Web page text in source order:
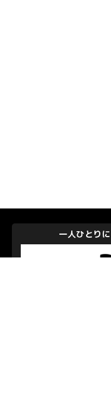
一人ひとり